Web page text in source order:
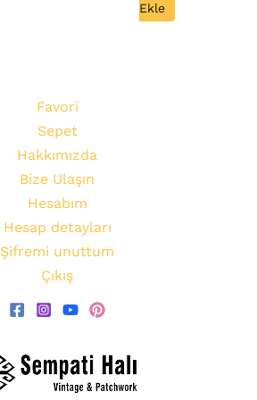
Ekle
Favori
Sepet
Hakkımızda
Bize Ulaşın
Hesabım
Hesap detayları
Şifremi unuttum
Çıkış